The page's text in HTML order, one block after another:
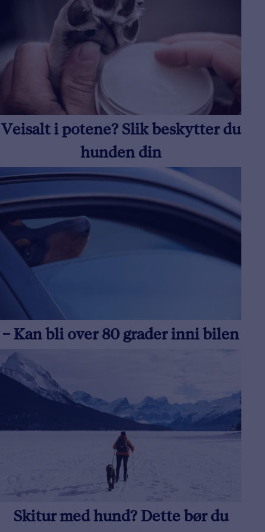
Veisalt i potene? Slik beskytter du
hunden din
– Kan bli over 80 grader inni bilen
Skitur med hund? Dette bør du